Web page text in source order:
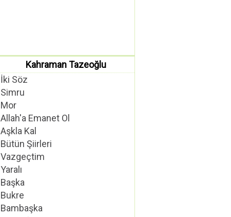
Kahraman Tazeoğlu
İki Söz
Simru
Mor
Allah'a Emanet Ol
Aşkla Kal
Bütün Şiirleri
Vazgeçtim
Yaralı
Başka
Bukre
Bambaşka